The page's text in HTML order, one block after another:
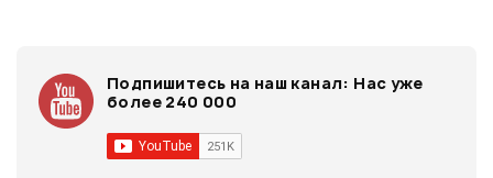
Подпишитесь на наш канал: Нас уже
более 240 000